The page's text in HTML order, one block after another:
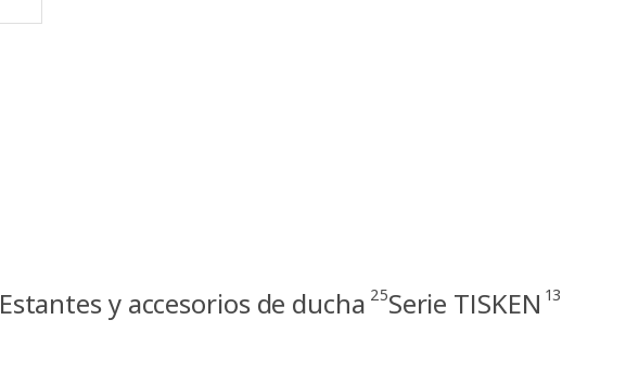
Estantes y accesorios de ducha 25Serie TISKEN 13